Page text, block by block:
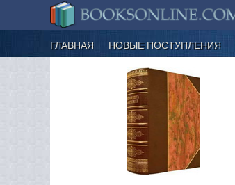
ГЛАВНАЯ НОВЫЕ ПОСТУПЛЕНИЯ